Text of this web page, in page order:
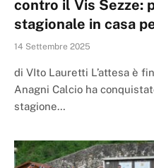
contro il Vis Sezze:
stagionale in casa
14 Settembre 2025
di VIto Lauretti L’attesa è
Anagni Calcio ha
stagione…